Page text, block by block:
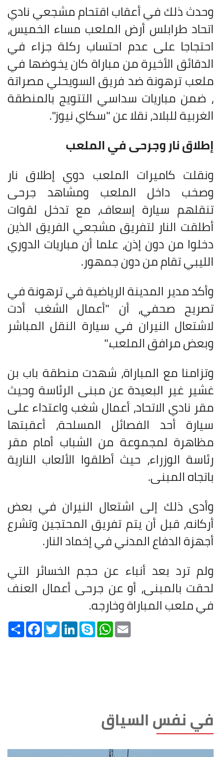
وحدث ذلك في أعقاب اقتحام مشجعي نادي
اتحاد طرابلس أرض الملعب مساء الخميس،
احتجاجا على عدم احتساب ركلة جزاء في
الدقائق الأخيرة من مباراة كان يخوضها في
ملعب ترهونة ضد فريق السويحلي مصراتة
، ضمن مباريات سداسي التتويج بالمنطقة
الغربية للبلاد، نقلا عن "سكاي نيوز".
إطلاق نار وجرحى في الملعب
ونقلت كاميرات الملعب دوي إطلاق نار
وصخب داخل الملعب ومشاهد جرحى
تنقلهم سيارة إسعاف، مع تدخل لقوات
أطلقت النار لتفريق مشجعي الفريق الذين
دخلوا من دون إذن، علما أن مباريات الدوري
الليبي تقام من دون جمهور.
وأكد مدير المدينة الرياضية في ترهونة في
تصريح صحفي، أن "أعمال الشغب أدت
لاشتعال النيران في سيارة النقل المباشر
وبعض مرافق الملعب".
وتزامنا مع المباراة، شهدت منطقة باب بن
غشير غير البعيدة عن مبنى الرئاسة وحيث
مقر نادي الاتحاد، أعمال شغب واعتداء على
سيارة أحد الفصائل المسلحة، أعقبتها
مظاهرة لمجموعة من الشباب أمام مقر
رئاسة الوزراء، حيث أطلقوا الألعاب النارية
باتجاه المبنى.
وأدى ذلك إلى اشتعال النيران في بعض
أركانه، قبل أن يتم تفريق المحتجين وتشرع
أجهزة الدفاع المدني في إخماد النار.
ولم ترد بعد أنباء عن حجم الخسائر التي
لحقت بالمبنى، أو عن جرحى أعمال العنف
في ملعب المباراة وخارجه.
Share FacebookTwitterLinkedInSkype WhatsApp
في نفس السياق